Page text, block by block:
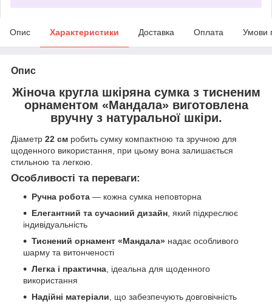
Опис Характеристики Доставка Оплата Умови
Опис
Жіноча кругла шкіряна сумка з тисненим
орнаментом «Мандала»виготовлена
вручну з натуральної шкіри.
Діаметр 22 см робить сумку компактною та зручною для
щоденного використання, при цьому вона залишається
стильною та легкою.
Особливості та переваги:
Ручна робота — кожна сумка неповторна
Елегантний та сучасний дизайн, який підкреслює
індивідуальність
Тиснений орнамент «Мандала» надає особливого
шарму та витонченості
Легка і практична, ідеальна для щоденного
використання
Надійні матеріали, що забезпечують довговічність